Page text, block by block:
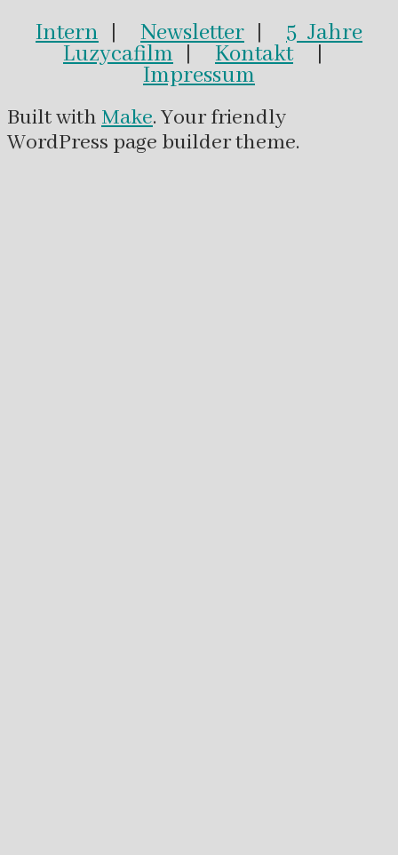
Intern | Newsletter | 5 Jahre
Luzycafilm | Kontakt|
Impressum
Built with Make. Your friendly
WordPress page builder theme.